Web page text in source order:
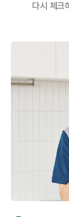
다시 체크